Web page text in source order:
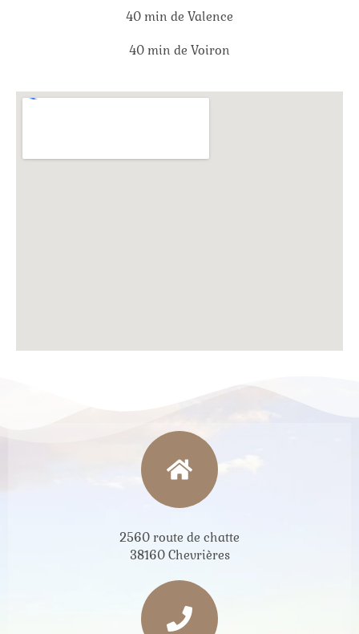
40 min de Valence
40 min de Voiron
2560 route de chatte
38160 Chevrières